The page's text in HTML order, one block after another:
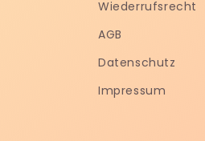
Wiederrufsrecht
AGB
Datenschutz
Impressum